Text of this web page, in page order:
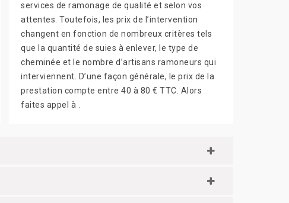
services de ramonage de qualité et selon vos
attentes. Toutefois, les prix de l’intervention
changent en fonction de nombreux critères tels
que la quantité de suies à enlever, le type de
cheminée et le nombre d’artisans ramoneurs qui
interviennent. D’une façon générale, le prix de la
prestation compte entre 40 à 80 € TTC. Alors
faites appel à .